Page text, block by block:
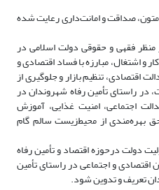
متون، صداقت و امانت‌داری رعایت شده
منظر فقهی و حقوقی دولت اسلامی در
و اشتغال، مبارزه با فساد اقتصادی و
اقتصادی، تنظیم بازار و جلوگیری از
راستای تأمین رفاه شهروندان در
اجتماعی، امنیت غذایی، آموزش
بهره‌مندی از محیط‌زیست سالم گام
دولت درحوزه اقتصاد و تأمین رفاه
و اجتماعی در راستای تأمین
تعریف و تدوین شود.